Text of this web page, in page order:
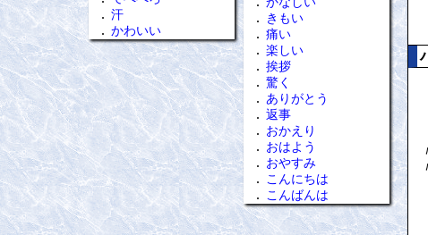
汗
かわいい
きもい
痛い
楽しい
挨拶
驚く
ありがとう
返事
おかえり
おはよう
おやすみ
こんにちは
こんばんは